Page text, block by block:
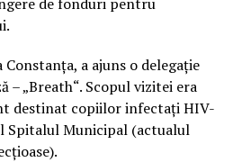
a ajuns o delegație
– „Breath“. Scopul vizitei era
destinat copiilor infectați HIV-
Spitalul Municipal (actualul